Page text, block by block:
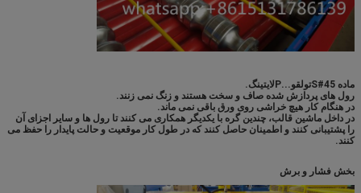
ماده 45# Sتولقو...P لایتینگ.
رول های پردازش شده صاف و سخت هستند و زنگ نمی زنند.
در هنگام کار هیچ خراشی روی ورق باقی نمی ماند.
در داخل ماشین قالب، چندین گره با یکدیگر همکاری می کنند تا رول ها و سایر اجزای آن
را پشتیبانی کنند و اطمینان حاصل کنند که در طول کار موقعیت و حالت پایدار را حفظ می
کنند.
بخش فشار و برش